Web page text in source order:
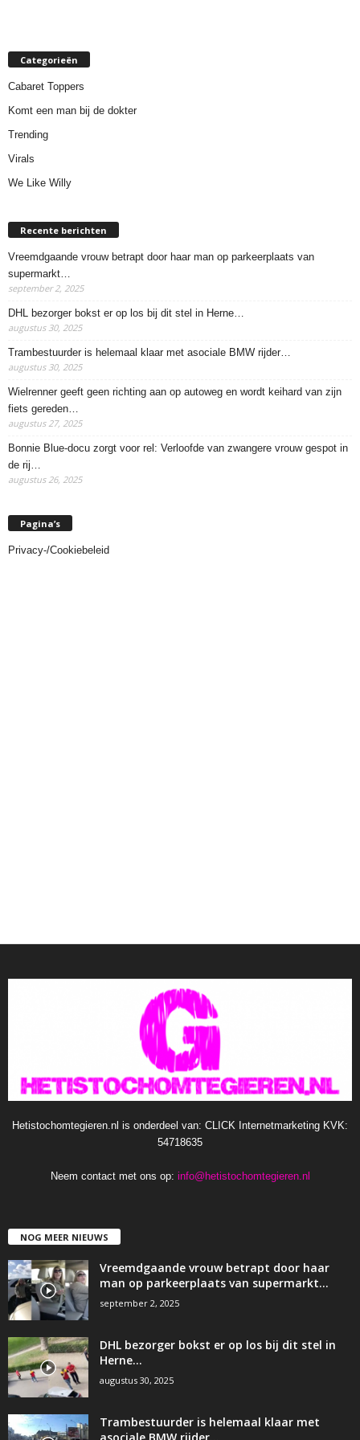
Categorieën
Cabaret Toppers
Komt een man bij de dokter
Trending
Virals
We Like Willy
Recente berichten
Vreemdgaande vrouw betrapt door haar man op parkeerplaats van
supermarkt…
september 2, 2025
DHL bezorger bokst er op los bij dit stel in Herne…
augustus 30, 2025
Trambestuurder is helemaal klaar met asociale BMW rijder…
augustus 30, 2025
Wielrenner geeft geen richting aan op autoweg en wordt keihard van zijn
fiets gereden…
augustus 27, 2025
Bonnie Blue-docu zorgt voor rel: Verloofde van zwangere vrouw gespot in
de rij…
augustus 26, 2025
Pagina’s
Privacy-/Cookiebeleid
Hetistochomtegieren.nl is onderdeel van: CLICK Internetmarketing KVK:
54718635
Neem contact met ons op: info@hetistochomtegieren.nl
NOG MEER NIEUWS
Vreemdgaande vrouw betrapt door haar
man op parkeerplaats van supermarkt…
september 2, 2025
DHL bezorger bokst er op los bij dit stel in
Herne…
augustus 30, 2025
Trambestuurder is helemaal klaar met